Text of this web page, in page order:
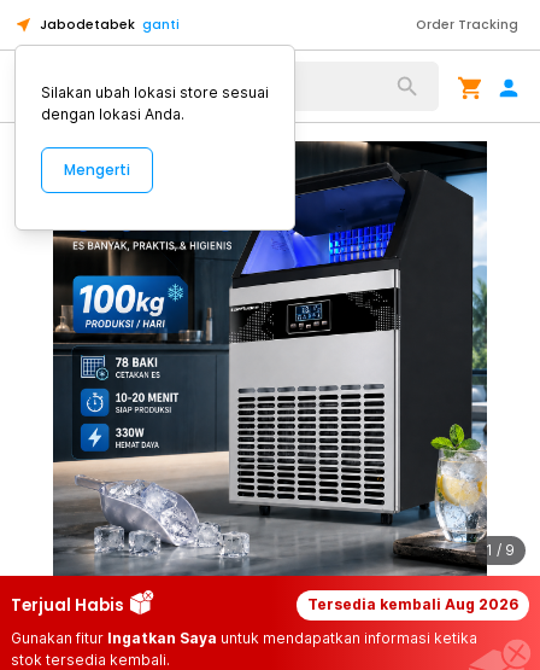
Jabodetabek ganti Order Tracking
Alat Kopi
1 / 9
Terjual Habis Tersedia kembali Aug 2026
Gunakan fitur Ingatkan Saya untuk mendapatkan informasi ketika
stok tersedia kembali.
Silakan ubah lokasi store sesuai
dengan lokasi Anda.
Mengerti